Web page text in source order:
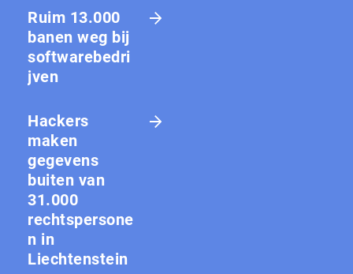
Ruim 13.000
banen weg bij
softwarebedri
jven
Hackers
maken
gegevens
buiten van
31.000
rechtspersone
n in
Liechtenstein